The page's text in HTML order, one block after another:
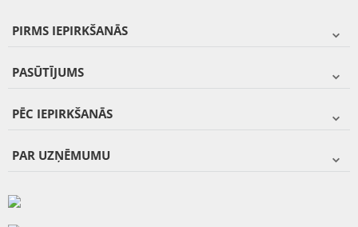
PIRMS IEPIRKŠANĀS
PASŪTĪJUMS
PĒC IEPIRKŠANĀS
PAR UZŅĒMUMU